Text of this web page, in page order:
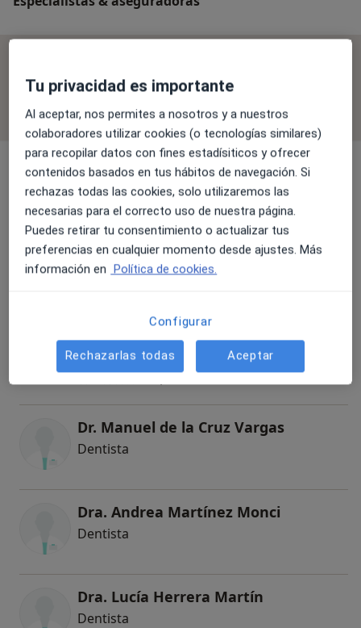
Todos los especialistas de esta clínica solo aceptan
pacientes privados.
Dentista
Dra. Maria Dolores Moreno Vega
Dentista, Dentista infantil
Dra. Margarita Ramos
Dentista
5 opiniones
Dr. Manuel de la Cruz Vargas
Dentista
Dra. Andrea Martínez Monci
Dentista
Dra. Lucía Herrera Martín
Dentista
Tu privacidad es importante
Al aceptar, nos permites a nosotros y a nuestros
colaboradores utilizar cookies (o tecnologías similares)
para recopilar datos con fines estadísiticos y ofrecer
contenidos basados en tus hábitos de navegación. Si
rechazas todas las cookies, solo utilizaremos las
necesarias para el correcto uso de nuestra página.
Puedes retirar tu consentimiento o actualizar tus
preferencias en cualquier momento desde ajustes. Más
información en Política de cookies.
Configurar
Rechazarlas todas Aceptar